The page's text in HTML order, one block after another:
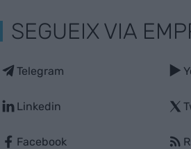
SEGUEIX VIA
Telegram
Linkedin
Facebook